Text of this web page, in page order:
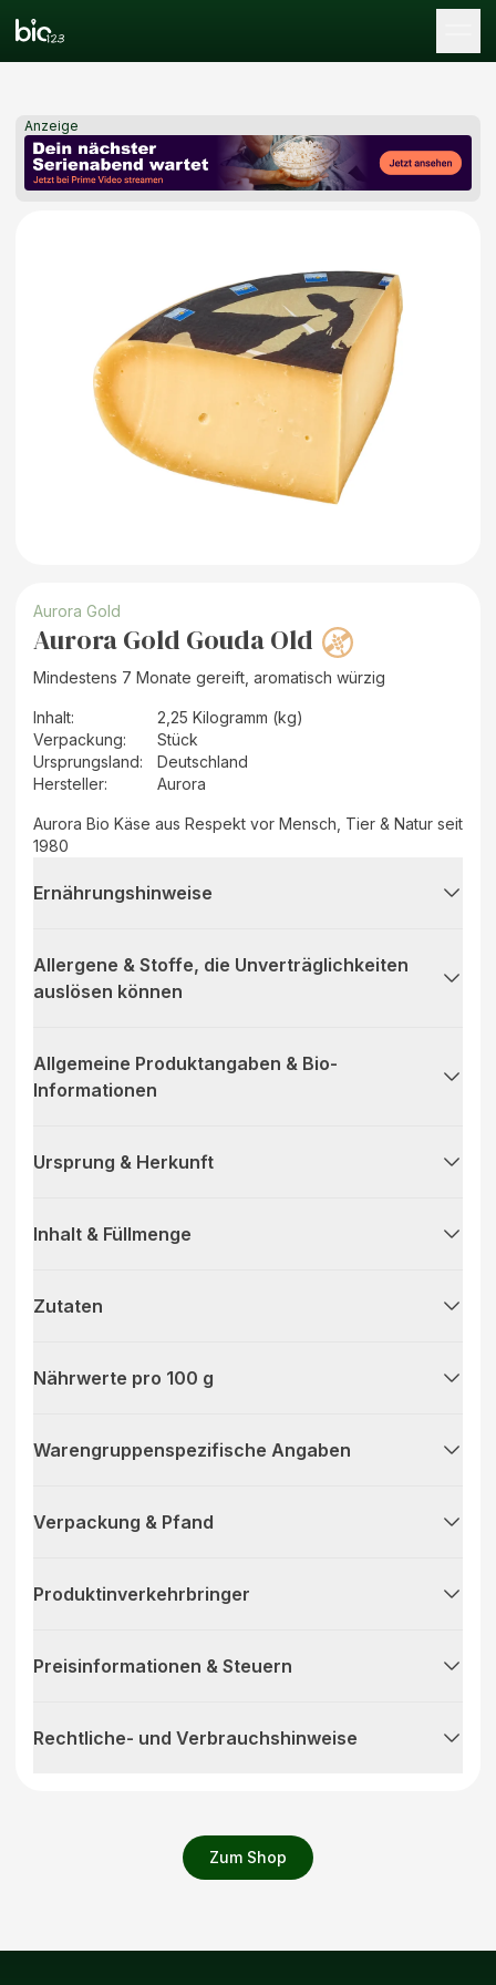
Anzeige
Zum Shop
Aurora Gold
Aurora Gold Gouda Old
Mindestens 7 Monate gereift, aromatisch würzig
Inhalt:
2,25 Kilogramm (kg)
Verpackung:
Stück
Ursprungsland:
Deutschland
Hersteller: Aurora
Aurora Bio Käse aus Respekt vor Mensch, Tier & Natur seit
1980
Ernährungshinweise
Allergene & Stoffe, die Unverträglichkeiten
auslösen können
Allgemeine Produktangaben & Bio-
Informationen
Ursprung & Herkunft
Inhalt & Füllmenge
Zutaten
Nährwerte pro 100 g
Warengruppenspezifische Angaben
Verpackung & Pfand
Produktinverkehrbringer
Preisinformationen & Steuern
Rechtliche- und Verbrauchshinweise